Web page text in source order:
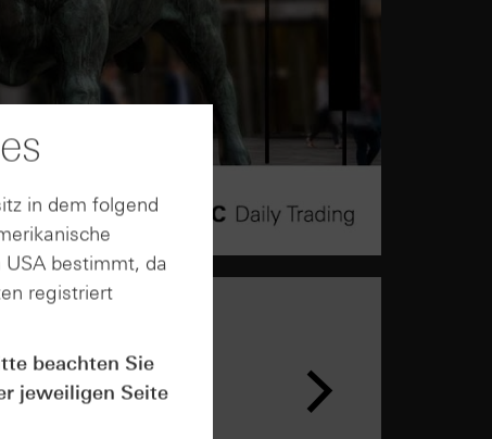
in dem folgend
bestimmt, da
registriert
beachten Sie
jeweiligen Seite